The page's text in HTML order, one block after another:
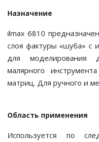
Назначение
ilmax 6810
слоя фактуры «шуба» с
для
малярного
матриц. Для ручного и
Область применения
Используется по